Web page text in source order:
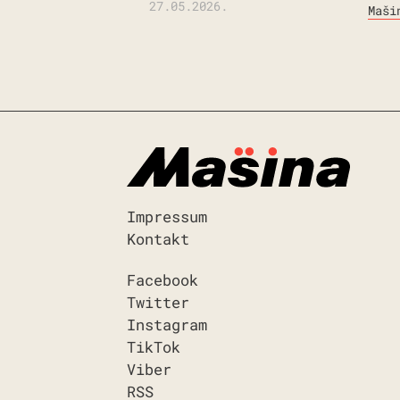
27.05.2026.
Impressum
Kontakt
Facebook
Twitter
Instagram
TikTok
Viber
RSS